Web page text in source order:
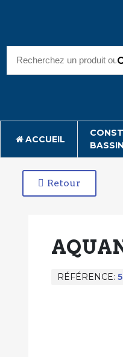
ACCUEIL
BASSIN
Retour
RÉFÉRENCE